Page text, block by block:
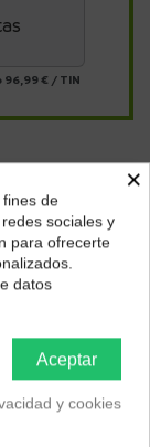
96,99 € / TIN
11.2 x 9.4 x 15
precios e
×
de
sociales y
para ofrecerte
datos
Aceptar
y cookies